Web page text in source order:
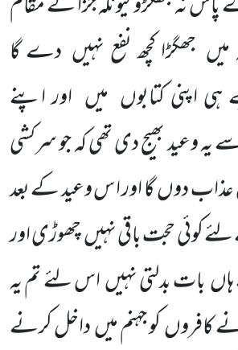
جھگڑا کچھ نفع نہیں دے گا
اپنی کتابوں میں اور اپنے
یہ وعید بھیج دی تھی کہ جو سرکشی
دوں گا اور ا س وعید کے بعد
کوئی حجت باقی نہیں چھوڑی اور
بات بدلتی نہیں اس لئے تم یہ
کافروں کو جہنم میں داخل کرنے